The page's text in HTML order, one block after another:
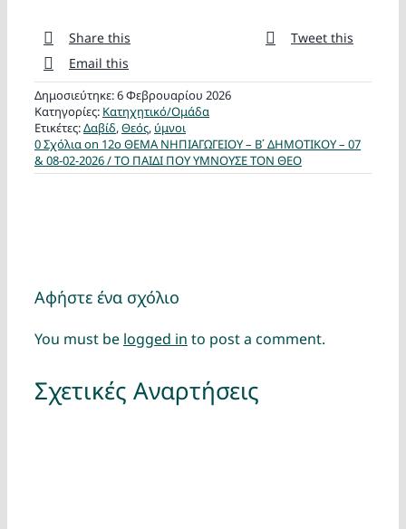
Share this
Tweet this
Email this
Δημοσιεύτηκε: 6 Φεβρουαρίου 2026
Κατηγορίες: Κατηχητικό/Ομάδα
Ετικέτες:Δαβίδ,Θεός, ύμνοι
0 Σχόλιαon 12ο ΘΕΜΑ ΝΗΠΙΑΓΩΓΕΙΟΥ – Β΄ ΔΗΜΟΤΙΚΟΥ – 07
& 08-02-2026 / ΤΟ ΠΑΙΔΙ ΠΟΥ ΥΜΝΟΥΣΕ ΤΟΝ ΘΕΟ
Αφήστε ένα σχόλιο
You must be logged in to post a comment.
Σχετικές Αναρτήσεις